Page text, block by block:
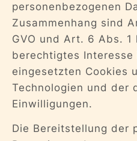
personenbezogenen
Zusammenhang sind
GVO und Art. 6 Abs. 1
berechtigtes
eingesetzten Cookies
Technologien und der
Einwilligungen.
Die Bereitstellung der